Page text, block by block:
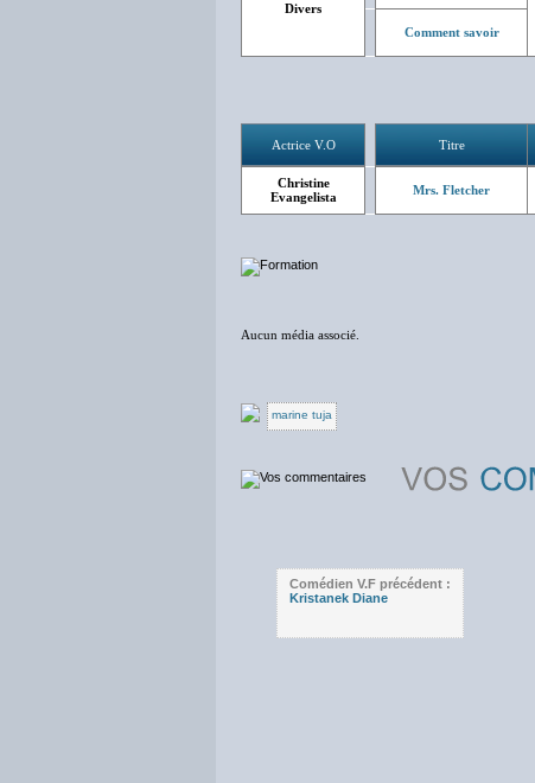
Divers
Comment savoir
Actrice V.O Titre
Christine
Evangelista
Mrs. Fletcher
Aucun média associé.
marine tuja
Comédien V.F précédent :
Kristanek Diane